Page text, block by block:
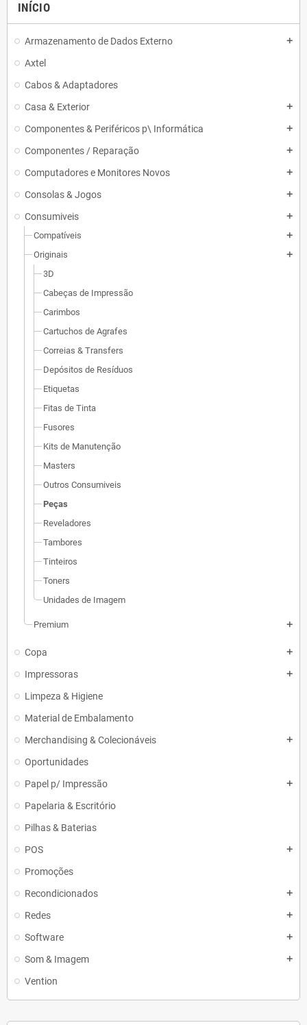
INÍCIO
Armazenamento de Dados Externo add
Axtel
Cabos & Adaptadores
Casa & Exterior
add
Componentes & Periféricos p\ Informática add
Componentes / Reparação add
Computadores e Monitores Novos add
Consolas & Jogos add
Consumiveis add
Compatíveis add
Originais add
3D
Cabeças de Impressão
Carimbos
Cartuchos de Agrafes
Correias & Transfers
Depósitos de Resíduos
Etiquetas
Fitas de Tinta
Fusores
Kits de Manutenção
Masters
Outros Consumiveis
Peças
Reveladores
Tambores
Tinteiros
Toners
Unidades de Imagem
Premium add
Copa add
Impressoras add
Limpeza & Higiene
Material de Embalamento
Merchandising & Colecionáveis
add
Oportunidades
Papel p/ Impressão
add
Papelaria & Escritório
Pilhas & Baterias
POS
add
Promoções
Recondicionados
add
Redes add
Software add
Som & Imagem add
Vention